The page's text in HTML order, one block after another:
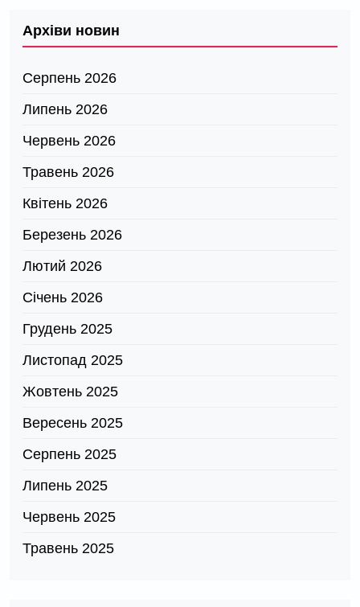
Архіви новин
Серпень 2026
Липень 2026
Червень 2026
Травень 2026
Квітень 2026
Березень 2026
Лютий 2026
Січень 2026
Грудень 2025
Листопад 2025
Жовтень 2025
Вересень 2025
Серпень 2025
Липень 2025
Червень 2025
Травень 2025